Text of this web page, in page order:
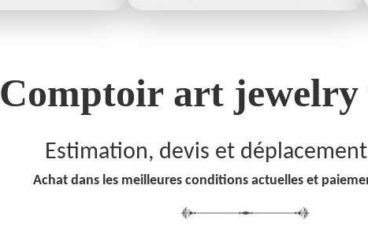
Comptoir art jewelry
Estimation, devis et
Achat dans les meilleures conditions actuelles et